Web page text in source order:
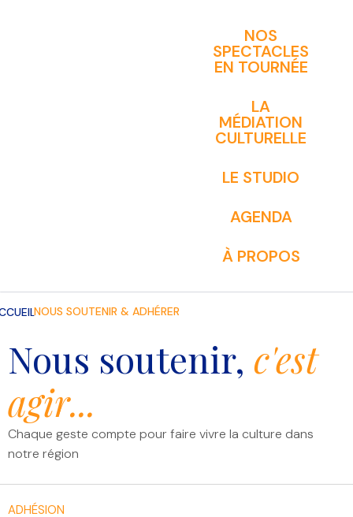
NOS
SPECTACLES
EN TOURNÉE
LA
MÉDIATION
CULTURELLE
LE STUDIO
AGENDA
À PROPOS
NOUS SOUTENIR & ADHÉRER
Nous soutenir, c'est
agir...
Chaque geste compte pour faire vivre la culture dans
notre région
ADHÉSION